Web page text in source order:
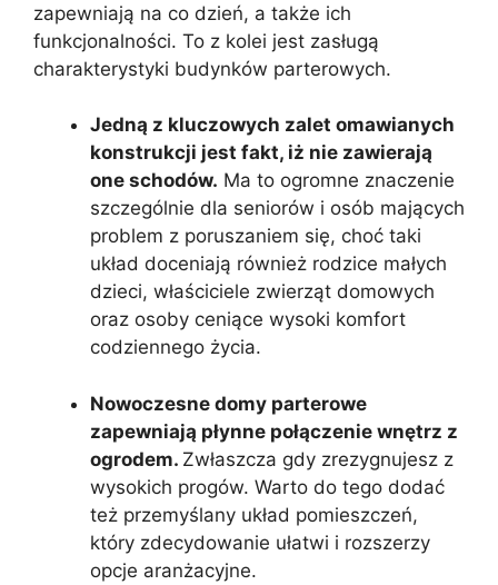
zapewniają na co dzień, a także ich
funkcjonalności. To z kolei jest zasługą
charakterystyki budynków parterowych.
Jedną z kluczowych zalet omawianych
konstrukcji jest fakt, iż nie zawierają
one schodów. Ma to ogromne znaczenie
szczególnie dla seniorów i osób mających
problem z poruszaniem się, choć taki
układ doceniają również rodzice małych
dzieci, właściciele zwierząt domowych
oraz osoby ceniące wysoki komfort
codziennego życia.
Nowoczesne domy parterowe
zapewniają płynne połączenie wnętrz z
ogrodem. Zwłaszcza gdy zrezygnujesz z
wysokich progów. Warto do tego dodać
też przemyślany układ pomieszczeń,
który zdecydowanie ułatwi i rozszerzy
opcje aranżacyjne.